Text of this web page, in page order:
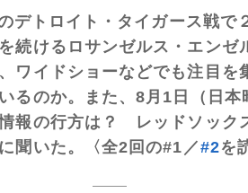
トロイト・タイガース戦で
続けるロサンゼルス・エンゼ
ワイドショーなどでも注目を
るのか。また、8月1日（日本
報の行方は？ レッドソック
聞いた。〈全2回の#1／#2を